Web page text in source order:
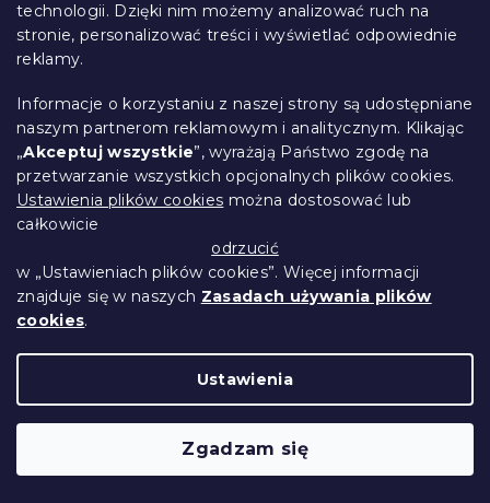
technologii. Dzięki nim możemy analizować ruch na
stronie, personalizować treści i wyświetlać odpowiednie
reklamy.
Informacje o korzystaniu z naszej strony są udostępniane
naszym partnerom reklamowym i analitycznym. Klikając
„Akceptuj wszystkie”, wyrażają Państwo zgodę na
przetwarzanie wszystkich opcjonalnych plików cookies.
Ustawienia plików cookies można dostosować lub
całkowicie
odrzucić
w „Ustawieniach plików cookies”. Więcej informacji
znajduje się w naszych Zasadach używania plików
cookies.
Ustawienia
Zgadzam się
Łóżko IKAROS 90 x 200 cm, biały/dąb
truflowy
(>10 szt)
od237 zł Szczegóły
Wypróbuj w AR ❖